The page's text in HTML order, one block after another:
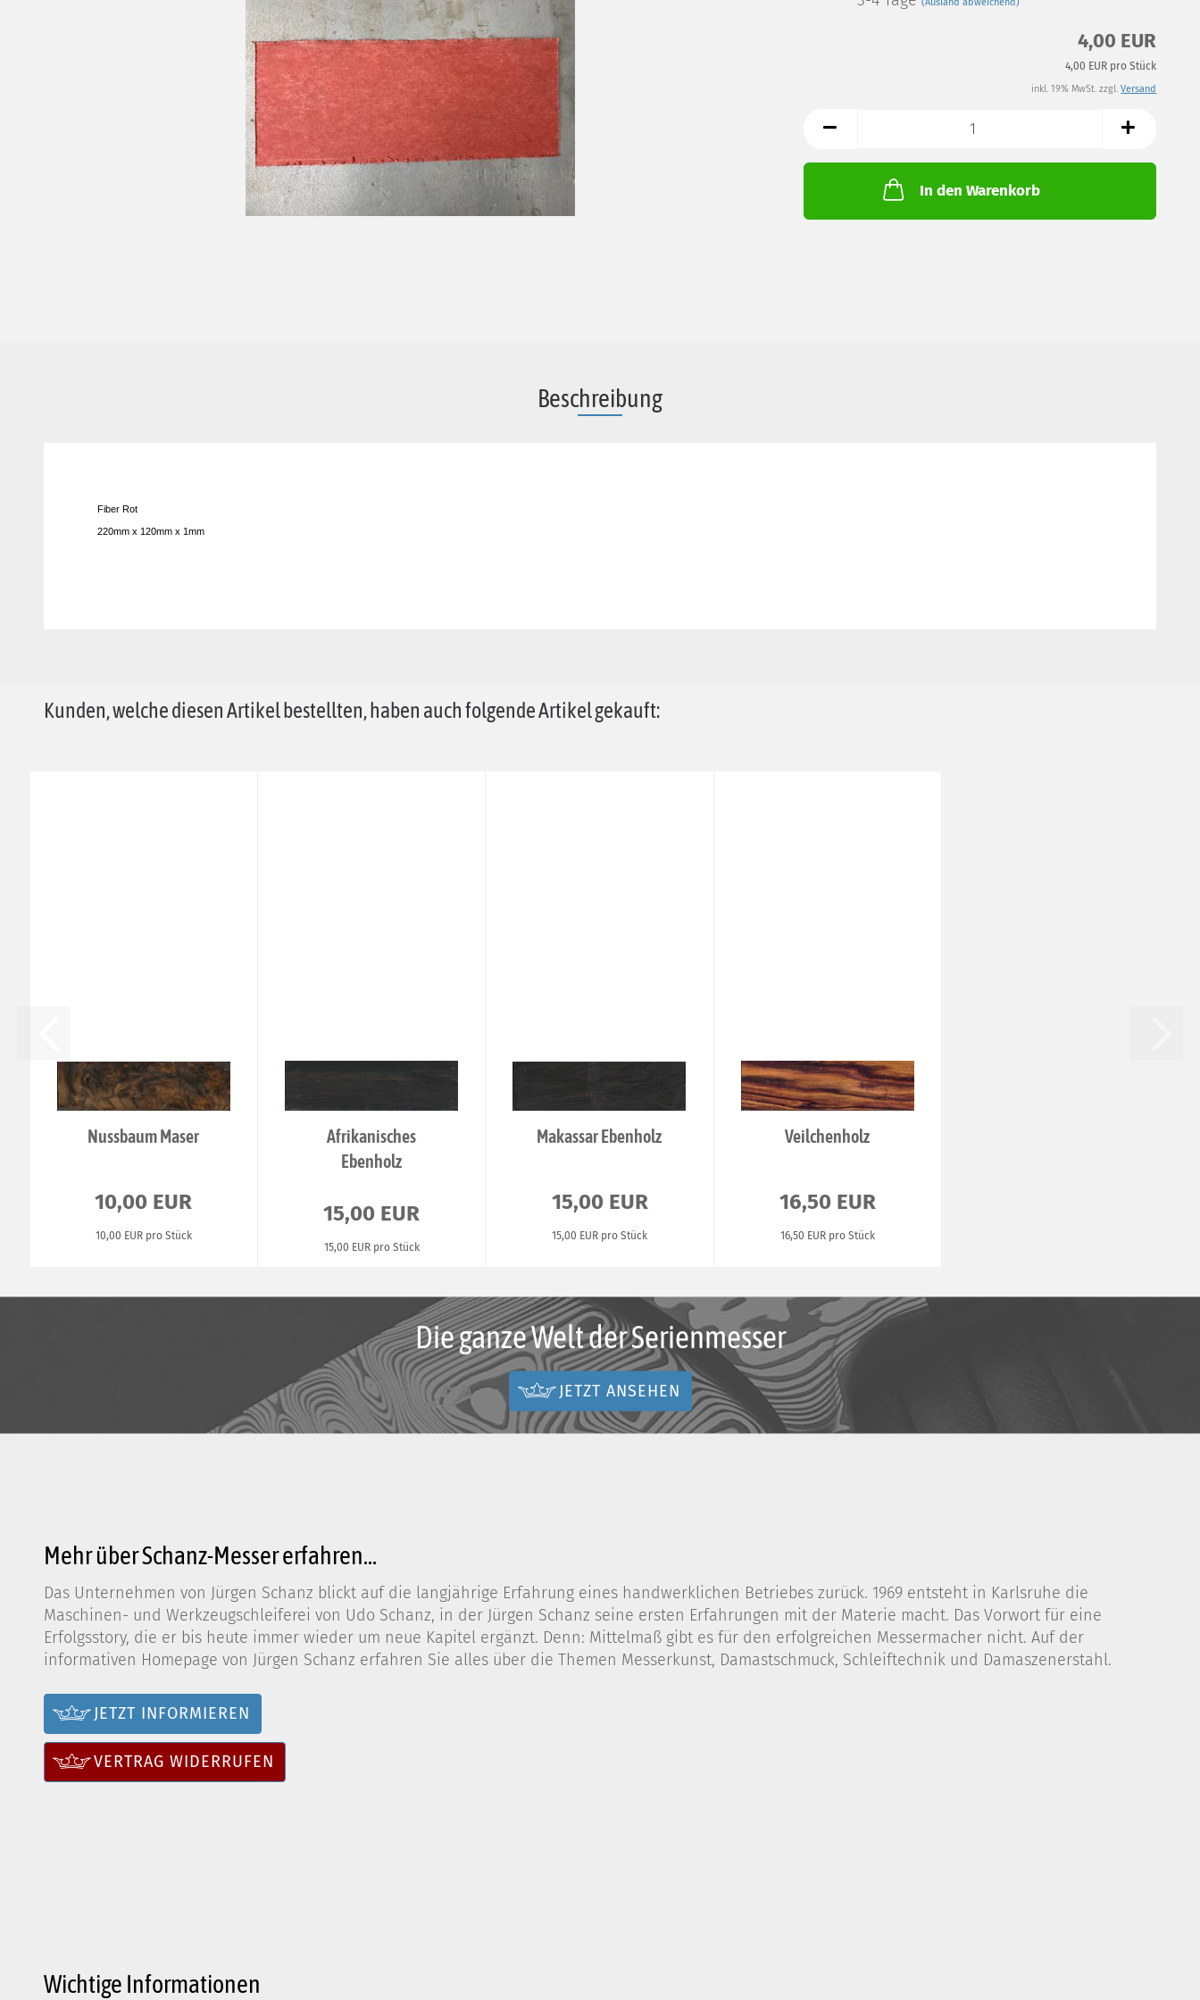
4,00 EUR
4,00 EUR pro Stück
inkl. 19% MwSt. zzgl.Versand
In den Warenkorb
Beschreibung
Fiber Rot
220mm x 120mm x 1mm
Kunden, welche diesen Artikel bestellten, haben auch folgende Artikel gekauft:
Nussbaum Maser
10,00 EUR
10,00 EUR pro Stück
Afrikanisches
Ebenholz
15,00 EUR
15,00 EUR pro Stück
Makassar Ebenholz
15,00 EUR
15,00 EUR pro Stück
Veilchenholz
16,50 EUR
16,50 EUR pro Stück
Die ganze Welt der Serienmesser
JETZT ANSEHEN
Mehr über Schanz-Messer erfahren...
Das Unternehmen von Jürgen Schanz blickt auf die langjährige Erfahrung eines handwerklichen Betriebes zurück. 1969 entsteht in Karlsruhe die
Maschinen- und Werkzeugschleiferei von Udo Schanz, in der Jürgen Schanz seine ersten Erfahrungen mit der Materie macht. Das Vorwort für eine
Erfolgsstory, die er bis heute immer wieder um neue Kapitel ergänzt. Denn: Mittelmaß gibt es für den erfolgreichen Messermacher nicht. Auf der
informativen Homepage von Jürgen Schanz erfahren Sie alles über die Themen Messerkunst, Damastschmuck, Schleiftechnik und Damaszenerstahl.
JETZT INFORMIEREN
VERTRAG WIDERRUFEN
Wichtige Informationen